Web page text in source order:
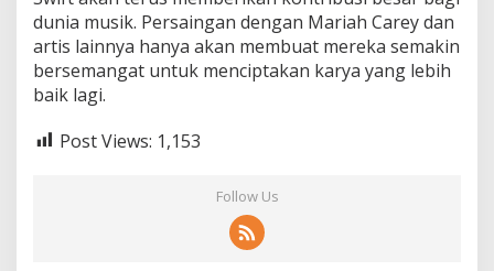
dunia musik. Persaingan dengan Mariah Carey dan
artis lainnya hanya akan membuat mereka semakin
bersemangat untuk menciptakan karya yang lebih
baik lagi.
Post Views: 1,153
Follow Us